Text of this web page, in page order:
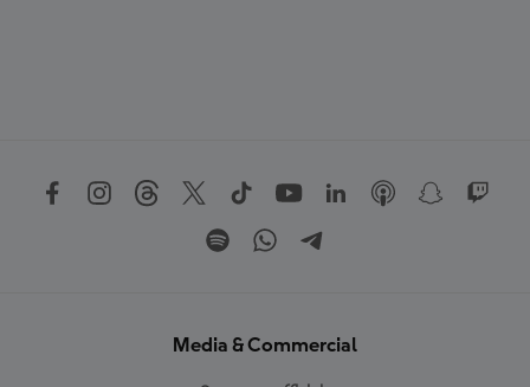
Media & Commercial